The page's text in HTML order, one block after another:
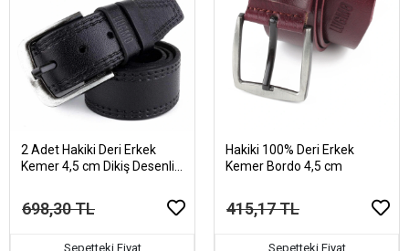
2 Adet Hakiki Deri Erkek
Kemer 4,5 cm Dikiş Desenli
698,30 TL
Sepetteki Fiyat
Hakiki 100% Deri Erkek
Kemer Bordo 4,5 cm
415,17 TL
Sepetteki Fiyat